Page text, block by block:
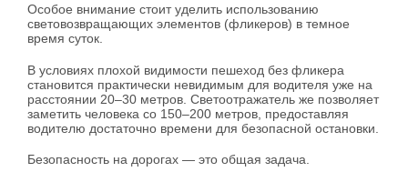
Особое внимание стоит уделить использованию
световозвращающих элементов (фликеров) в темное
время суток.
В условиях плохой видимости пешеход без фликера
становится практически невидимым для водителя уже на
расстоянии 20–30 метров. Светоотражатель же позволяет
заметить человека со 150–200 метров, предоставляя
водителю достаточно времени для безопасной остановки.
Безопасность на дорогах — это общая задача.